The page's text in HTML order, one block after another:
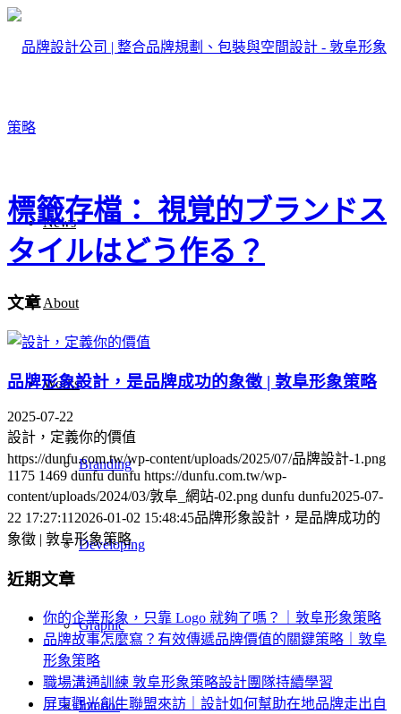
News
About
Works
Branding
Developing
Graphic
Interior
標籤存檔： 視覚的ブランドス
タイルはどう作る？
文章
品牌形象設計，是品牌成功的象徵 | 敦阜形象策略
2025-07-22
設計，定義你的價值
https://dunfu.com.tw/wp-content/uploads/2025/07/品牌設計-1.png
1175 1469 dunfu dunfu https://dunfu.com.tw/wp-
content/uploads/2024/03/敦阜_網站-02.png dunfu dunfu2025-07-
22 17:27:11 2026-01-02 15:48:45品牌形象設計，是品牌成功的
象徵 | 敦阜形象策略
近期文章
你的企業形象，只靠 Logo 就夠了嗎？｜敦阜形象策略
品牌故事怎麼寫？有效傳遞品牌價值的關鍵策略｜敦阜
形象策略
職場溝通訓練 敦阜形象策略設計團隊持續學習
屏東觀光創生聯盟來訪｜設計如何幫助在地品牌走出自